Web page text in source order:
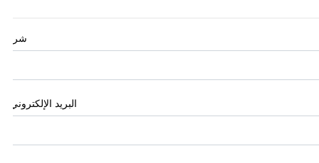
شركة
البريد الإلكتروني